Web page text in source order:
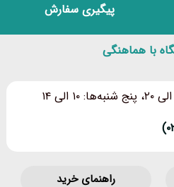
پیگیری سفارش
با هماهنگی
راهنمای خرید